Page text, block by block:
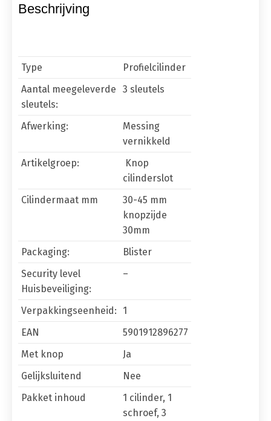
Beschrijving
Type
Profielcilinder
Aantal meegeleverde
sleutels:
3 sleutels
Afwerking:
Messing
vernikkeld
Artikelgroep:
Knop
cilinderslot
Cilindermaat mm
30-45 mm
knopzijde
30mm
Packaging:
Blister
Security level
Huisbeveiliging:
–
Verpakkingseenheid:
1
EAN
5901912896277
Met knop
Ja
Gelijksluitend
Nee
Pakket inhoud
1 cilinder, 1
schroef, 3